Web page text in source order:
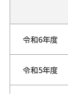
令和6年度
令和5年度